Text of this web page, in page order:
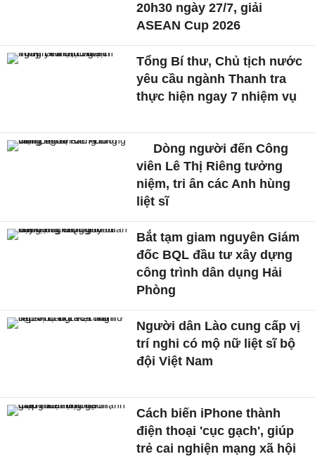
20h30 ngày 27/7, giải
ASEAN Cup 2026
Tổng Bí thư, Chủ tịch nước
yêu cầu ngành Thanh tra
thực hiện ngay 7 nhiệm vụ
Dòng người đến Công
viên Lê Thị Riêng tưởng
niệm, tri ân các Anh hùng
liệt sĩ
Bắt tạm giam nguyên Giám
đốc BQL đầu tư xây dựng
công trình dân dụng Hải
Phòng
Người dân Lào cung cấp vị
trí nghi có mộ nữ liệt sĩ bộ
đội Việt Nam
Cách biến iPhone thành
điện thoại 'cục gạch', giúp
trẻ cai nghiện mạng xã hội